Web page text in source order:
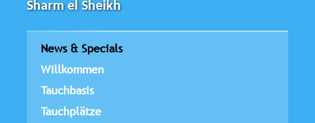
Sharm el Sheikh
News & Specials
Willkommen
Tauchbasis
Tauchplätze